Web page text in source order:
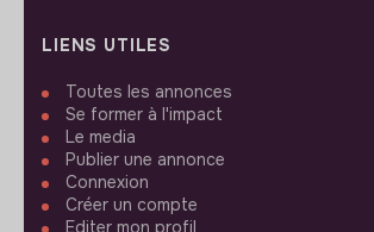
LIENS UTILES
Toutes les annonces
Se former à l'impact
Le media
Publier une annonce
Connexion
Créer un compte
Editer mon profil